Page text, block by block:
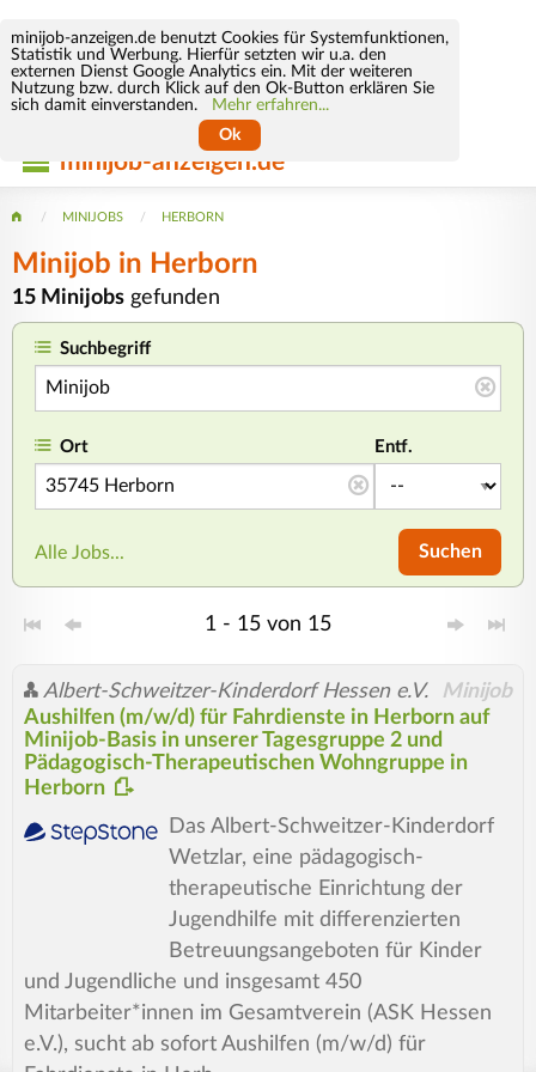
minijob-anzeigen.de benutzt Cookies für Systemfunktionen,
Statistik und Werbung. Hierfür setzten wir u.a. den
externen Dienst Google Analytics ein. Mit der weiteren
Nutzung bzw. durch Klick auf den Ok-Button erklären Sie
sich damit einverstanden.
Mehr erfahren...
Ok
minijob-anzeigen.de
MINIJOBS HERBORN
Minijob in Herborn
15 Minijobs gefunden
Suchbegriff
Ort Entf.
Alle Jobs... Suchen
1 - 15 von 15
Albert-Schweitzer-Kinderdorf Hessen e.V. Minijob
Aushilfen (m/w/d) für Fahrdienste in Herborn auf
Minijob-Basis in unserer Tagesgruppe 2 und
Pädagogisch-Therapeutischen Wohngruppe in
Herborn
Das Albert-Schweitzer-Kinderdorf
Wetzlar, eine pädagogisch-
therapeutische Einrichtung der
Jugendhilfe mit differenzierten
Betreuungsangeboten für Kinder
und Jugendliche und insgesamt 450
Mitarbeiter*innen im Gesamtverein (ASK Hessen
e.V.), sucht ab sofort Aushilfen (m/w/d) für